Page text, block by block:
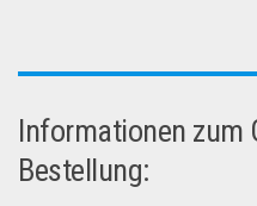
Informationen zum
Bestellung: